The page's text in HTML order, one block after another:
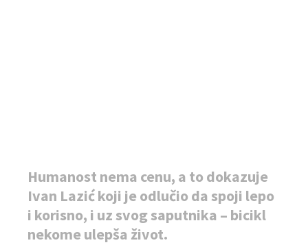
Humanost nema cenu, a to dokazuje
Ivan Lazić koji je odlučio da spoji lepo
i korisno, i uz svog saputnika – bicikl
nekome ulepša život.